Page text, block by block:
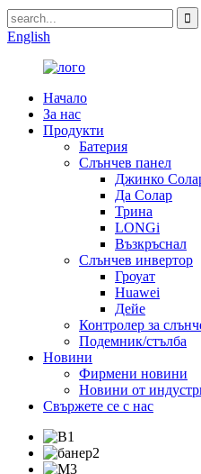
English
Начало
За нас
Продукти
Батерия
Слънчев панел
Джинко
Да Солар
Трина
LONGi
Възкръснал
Слънчев инвертор
Гроуат
Huawei
Дейе
Контролер за
Подемник/стълба
Новини
Фирмени новини
Новини от
Свържете се с нас